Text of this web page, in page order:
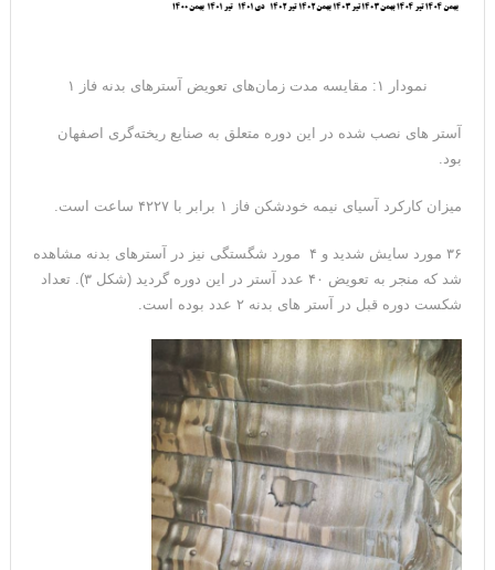
نمودار ۱: مقایسه مدت زمان‌های تعویض آسترهای بدنه فاز ۱
آستر های نصب شده در این دوره متعلق به صنایع ریخته‌گری اصفهان
بود.
میزان کارکرد آسیای نیمه خودشکن فاز ۱ برابر با ۴۲۲۷ ساعت است.
۳۶ مورد سایش شدید و ۴ مورد شگستگی نیز در آسترهای بدنه مشاهده
شد که منجر به تعویض ۴۰ عدد آستر در این دوره گردید (شکل ۳). تعداد
شکست دوره قبل در آستر های بدنه ۲ عدد بوده است.